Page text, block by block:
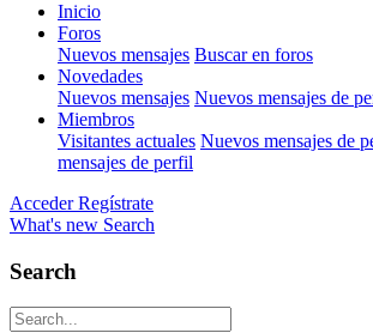
Inicio
Foros
Nuevos mensajes Buscar en foros
Novedades
Nuevos mensajes Nuevos mensajes de
Miembros
Visitantes actuales Nuevos mensajes de
mensajes de perfil
Acceder Regístrate
What's new Search
Search